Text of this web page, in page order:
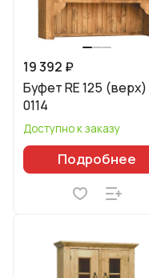
19 392 ₽
Буфет RE 125 (верх)
0114
Доступно к заказу
Подробнее